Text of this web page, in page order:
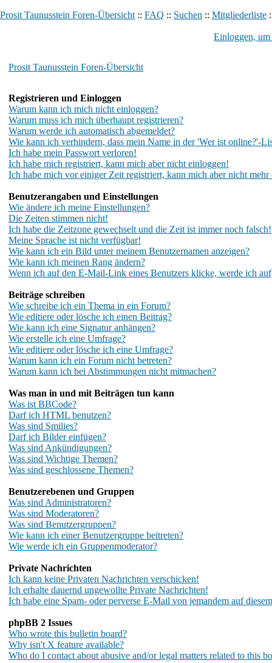
Prosit Taunusstein Foren-Übersicht :: FAQ :: Suchen :: Mitgliederliste
Einloggen,
Prosit Taunusstein Foren-Übersicht
Registrieren und Einloggen
Warum kann ich mich nicht einloggen?
Warum muss ich mich überhaupt registrieren?
Warum werde ich automatisch abgemeldet?
Wie kann ich verhindern, dass mein Name in der 'Wer ist online?'-
Ich habe mein Passwort verloren!
Ich habe mich registriert, kann mich aber nicht einloggen!
Ich habe mich vor einiger Zeit registriert, kann mich aber nicht mehr
Benutzerangaben und Einstellungen
Wie ändere ich meine Einstellungen?
Die Zeiten stimmen nicht!
Ich habe die Zeitzone gewechselt und die Zeit ist immer noch falsch!
Meine Sprache ist nicht verfügbar!
Wie kann ich ein Bild unter meinem Benutzernamen anzeigen?
Wie kann ich meinen Rang ändern?
Wenn ich auf den E-Mail-Link eines Benutzers klicke, werde ich
Beiträge schreiben
Wie schreibe ich ein Thema in ein Forum?
Wie editiere oder lösche ich einen Beitrag?
Wie kann ich eine Signatur anhängen?
Wie erstelle ich eine Umfrage?
Wie editiere oder lösche ich eine Umfrage?
Warum kann ich ein Forum nicht betreten?
Warum kann ich bei Abstimmungen nicht mitmachen?
Was man in und mit Beiträgen tun kann
Was ist BBCode?
Darf ich HTML benutzen?
Was sind Smilies?
Darf ich Bilder einfügen?
Was sind Ankündigungen?
Was sind Wichtige Themen?
Was sind geschlossene Themen?
Benutzerebenen und Gruppen
Was sind Administratoren?
Was sind Moderatoren?
Was sind Benutzergruppen?
Wie kann ich einer Benutzergruppe beitreten?
Wie werde ich ein Gruppenmoderator?
Private Nachrichten
Ich kann keine Privaten Nachrichten verschicken!
Ich erhalte dauernd ungewollte Private Nachrichten!
Ich habe eine Spam- oder perverse E-Mail von jemandem auf
phpBB 2 Issues
Who wrote this bulletin board?
Why isn't X feature available?
Who do I contact about abusive and/or legal matters related to this